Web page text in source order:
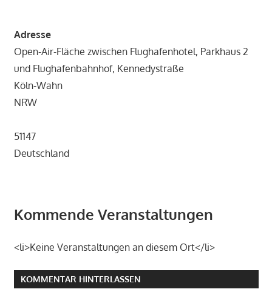
Adresse
Open-Air-Fläche zwischen Flughafenhotel, Parkhaus 2
und Flughafenbahnhof, Kennedystraße
Köln-Wahn
NRW
51147
Deutschland
Kommende Veranstaltungen
<li>Keine Veranstaltungen an diesem Ort</li>
KOMMENTAR HINTERLASSEN